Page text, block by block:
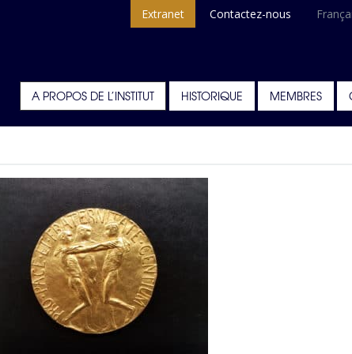
A PROPOS DE L’INSTITUT HISTORIQUE MEMBRES
Extranet Contactez-nous